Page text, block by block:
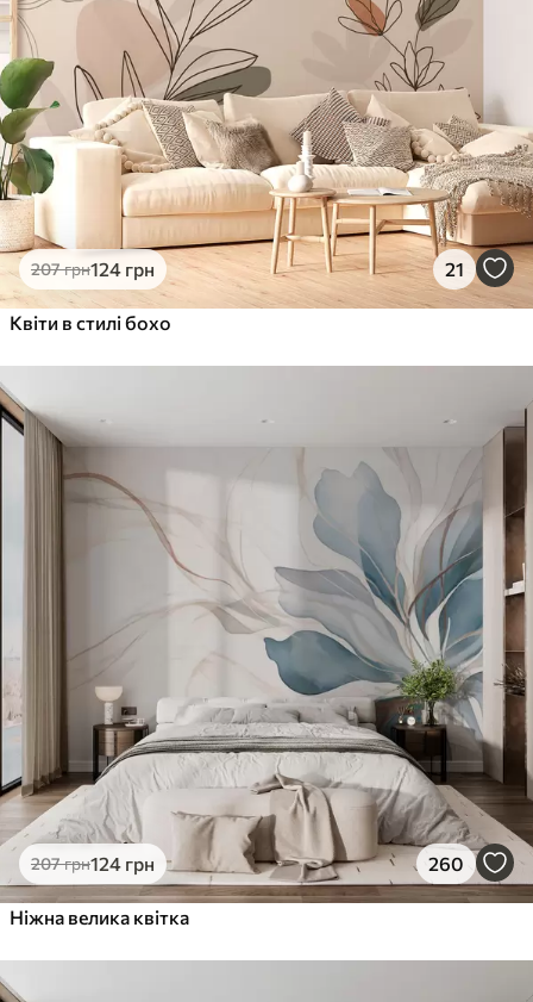
1066640 грн/м²
Преміум Вініл
1216730грн/м²
Peel and Stick
1458 грн/м²
207грн124 грн 21
Квіти в стилі бохо
207грн124 грн 260
Ніжна велика квітка